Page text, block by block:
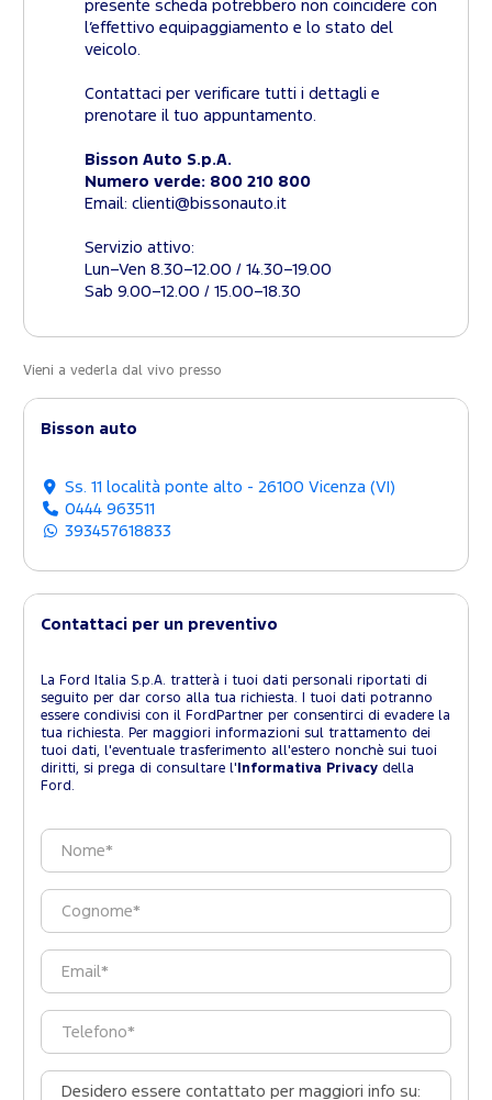
presente scheda potrebbero non coincidere con
l’effettivo equipaggiamento e lo stato del
veicolo.
Contattaci per verificare tutti i dettagli e
prenotare il tuo appuntamento.
Bisson Auto S.p.A.
Numero verde: 800 210 800
Email: clienti@bissonauto.it
Servizio attivo:
Lun–Ven 8.30–12.00 / 14.30–19.00
Sab 9.00–12.00 / 15.00–18.30
Vieni a vederla dal vivo presso
Bisson auto
Ss. 11 località ponte alto - 26100 Vicenza (VI)
0444 963511
393457618833
Contattaci per un preventivo
La Ford Italia S.p.A. tratterà i tuoi dati personali riportati di
seguito per dar corso alla tua richiesta. I tuoi dati potranno
essere condivisi con il FordPartner per consentirci di evadere la
tua richiesta. Per maggiori informazioni sul trattamento dei
tuoi dati, l'eventuale trasferimento all'estero nonchè sui tuoi
diritti, si prega di consultare l' Informativa Privacy della
Ford.